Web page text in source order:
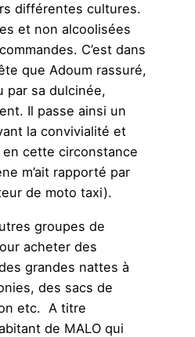
différentes cultures.
et non alcoolisées
C’est dans
que Adoum rassuré,
par sa dulcinée,
Il passe ainsi un
la convivialité et
en cette circonstance
m’ait rapporté par
de moto taxi).
groupes de
acheter des
grandes nattes à
des sacs de
etc. A titre
de MALO qui